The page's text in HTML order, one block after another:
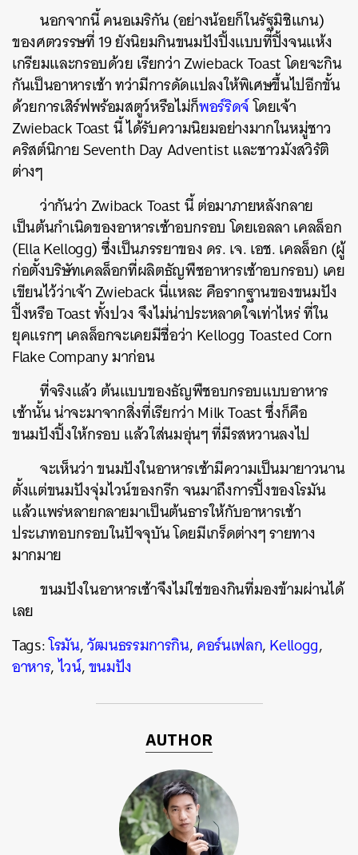
นอกจากนี้ คนอเมริกัน (อย่างน้อยก็ในรัฐมิชิแกน)
ของศตวรรษที่ 19 ยังนิยมกินขนมปังปิ้งแบบที่ปิ้งจนแห้ง
เกรียมและกรอบด้วย เรียกว่า Zwieback Toast โดยจะกิน
กันเป็นอาหารเช้า ทว่ามีการดัดแปลงให้พิเศษขึ้นไปอีกขั้น
ด้วยการเสิร์ฟพร้อมสตูว์หรือไม่ก็พอร์ริดจ์โดยเจ้า
Zwieback Toast นี้ ได้รับความนิยมอย่างมากในหมู่ชาว
คริสต์นิกาย Seventh Day Adventist และชาวมังสวิรัติ
ต่างๆ
ว่ากันว่า Zwiback Toast นี้ ต่อมาภายหลังกลาย
เป็นต้นกำเนิดของอาหารเช้าอบกรอบ โดยเอลลา เคลล็อก
(Ella Kellogg) ซึ่งเป็นภรรยาของ ดร. เจ. เอช. เคลล็อก (ผู้
ก่อตั้งบริษัทเคลล็อกที่ผลิตธัญพืชอาหารเช้าอบกรอบ) เคย
เขียนไว้ว่าเจ้า Zwieback นี่แหละ คือรากฐานของขนมปัง
ปิ้งหรือ Toast ทั้งปวง จึงไม่น่าประหลาดใจเท่าไหร่ ที่ใน
ยุคแรกๆ เคลล็อกจะเคยมีชื่อว่า Kellogg Toasted Corn
Flake Company มาก่อน
ที่จริงแล้ว ต้นแบบของธัญพืชอบกรอบแบบอาหาร
เช้านั้น น่าจะมาจากสิ่งที่เรียกว่า Milk Toast ซึ่งก็คือ
ขนมปังปิ้งให้กรอบ แล้วใส่นมอุ่นๆ ที่มีรสหวานลงไป
จะเห็นว่า ขนมปังในอาหารเช้ามีความเป็นมายาวนาน
ตั้งแต่ขนมปังจุ่มไวน์ของกรีก จนมาถึงการปิ้งของโรมัน
แล้วแพร่หลายกลายมาเป็นต้นธารให้กับอาหารเช้า
ประเภทอบกรอบในปัจจุบัน โดยมีเกร็ดต่างๆ รายทาง
มากมาย
ขนมปังในอาหารเช้าจึงไม่ใช่ของกินที่มองข้ามผ่านได้
เลย
Tags:โรมัน,วัฒนธรรมการกิน,คอร์นเฟลก,Kellogg,
อาหาร,ไวน์,ขนมปัง
AUTHOR